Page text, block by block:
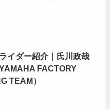
イダー紹介｜氏川政哉
FACTORY
TEAM）